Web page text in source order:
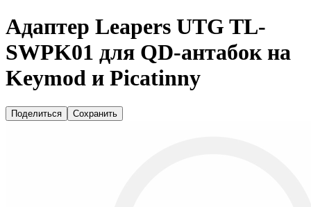
Адаптер Leapers UTG TL-
SWPK01 для QD-антабок на
Keymod и Picatinny
Поделиться Сохранить